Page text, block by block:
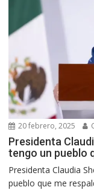
20 febrero, 2025
Presidenta
tengo un pueblo
Presidenta Claudia
pueblo que me